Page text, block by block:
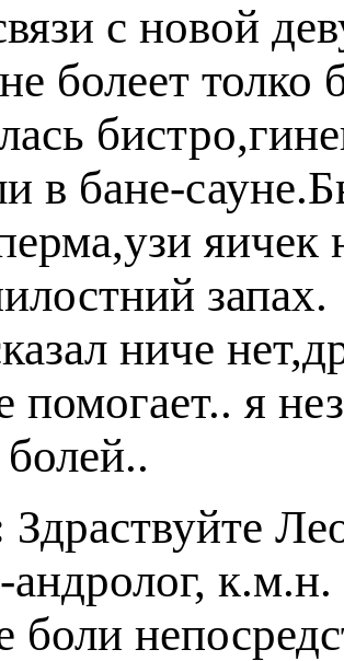
с новой
болеет толко
в бане-
яичек
запах.
ниче
помогает.. я
Здраствуйте
андролог,
боли